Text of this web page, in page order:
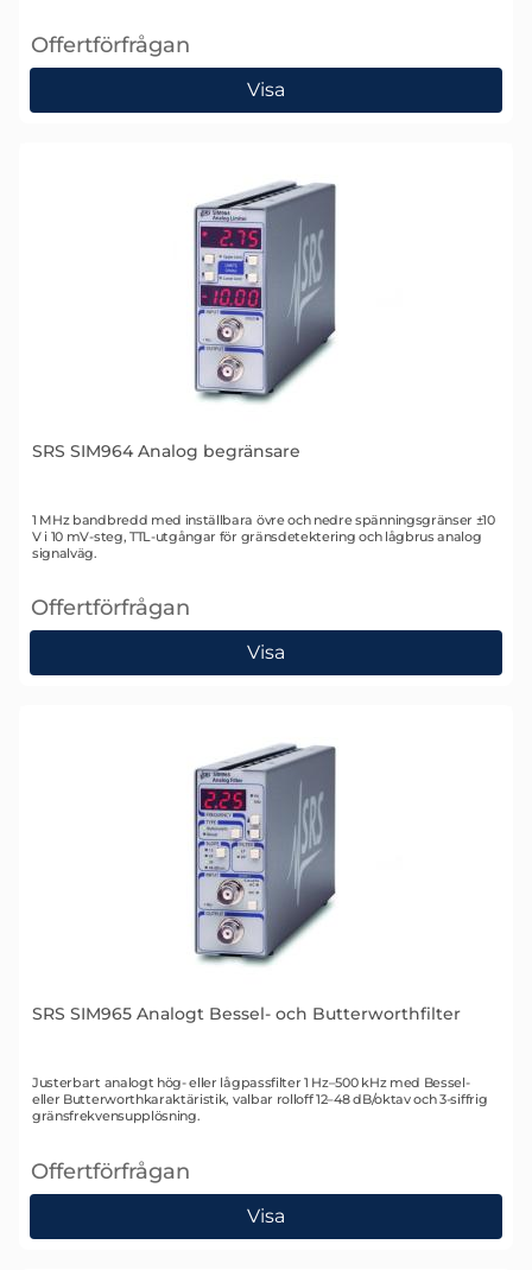
Offertförfrågan
, SRS SIM960 Analog PID-regulator
Visa
SRS SIM964 Analog begränsare
Art. nr 1427
1 MHz bandbredd med inställbara övre och nedre spänningsgränser ±10
V i 10 mV-steg, TTL-utgångar för gränsdetektering och lågbrus analog
signalväg.
Offertförfrågan
, SRS SIM964 Analog begränsare
Visa
SRS SIM965 Analogt Bessel- och Butterworthfilter
Art. nr 1428
Justerbart analogt hög- eller lågpassfilter 1 Hz–500 kHz med Bessel-
eller Butterworthkaraktäristik, valbar rolloff 12–48 dB/oktav och 3-siffrig
gränsfrekvensupplösning.
Offertförfrågan
, SRS SIM965 Analogt Bessel- och Butterworthfilter
Visa